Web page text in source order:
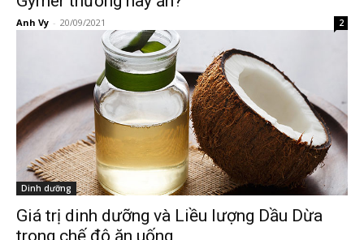
Anh Vy - 20/09/2021 2
Dinh dưỡng
Giá trị dinh dưỡng và Liều lượng Dầu Dừa
trong chế độ ăn uống